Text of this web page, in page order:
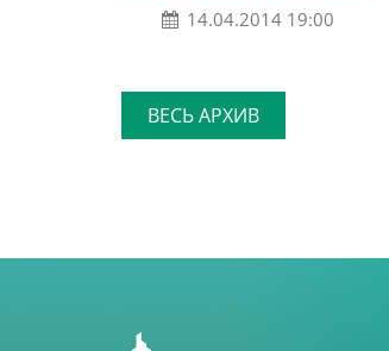
14.04.2014 19:00
ВЕСЬ АРХИВ